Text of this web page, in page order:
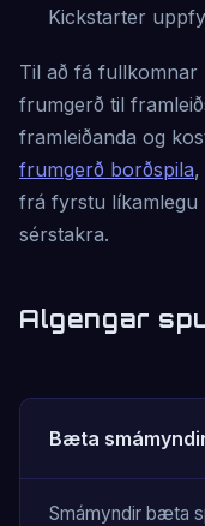
Kickstarter
Til að fá fullkomnar
frumgerð til
framleiðanda og
frumgerð borðspila,
frá fyrstu líkamlegu
sérstakra.
Algengar
Bæta
Smámyndir bæta